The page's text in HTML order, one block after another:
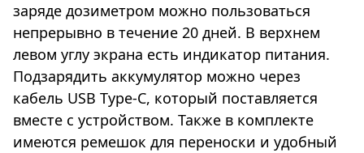
заряде дозиметром можно пользоваться
непрерывно в течение 20 дней. В верхнем
левом углу экрана есть индикатор питания.
Подзарядить аккумулятор можно через
кабель USB Type-C, который поставляется
вместе с устройством. Также в комплекте
имеются ремешок для переноски и удобный